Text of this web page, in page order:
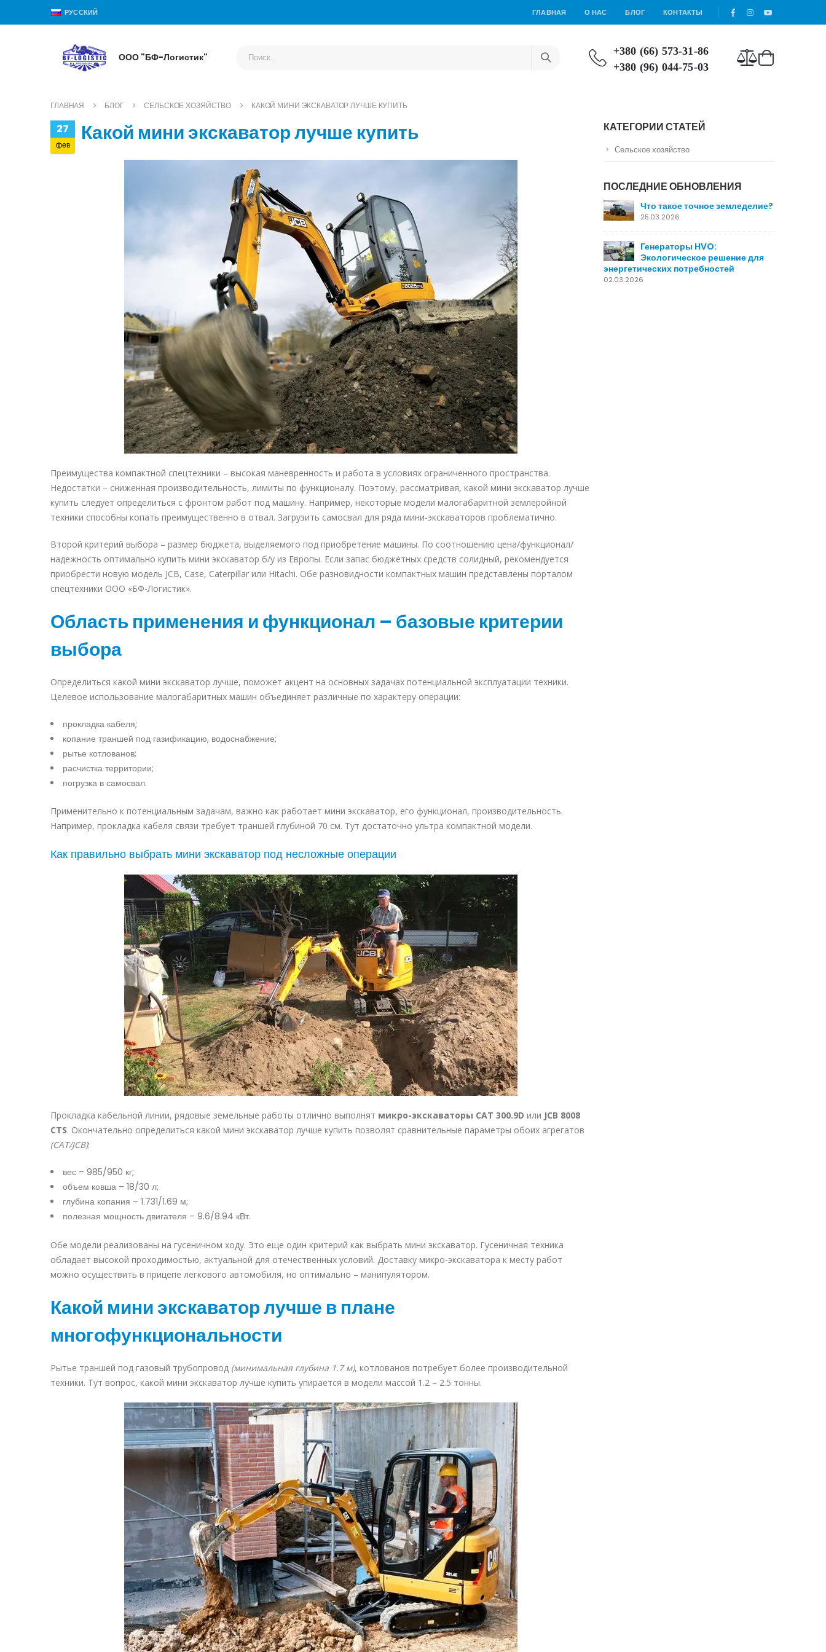
РУССКИЙ ГЛАВНАЯ О НАС БЛОГ КОНТАКТЫ
ООО "БФ-Логистик"
+380 (66) 573-31-86
+380 (96) 044-75-03
ГЛАВНАЯ БЛОГ СЕЛЬСКОЕ ХОЗЯЙСТВО КАКОЙ МИНИ ЭКСКАВАТОР ЛУЧШЕ КУПИТЬ
27
фев Какой мини экскаватор лучше купить
Преимущества компактной спецтехники – высокая маневренность и работа в условиях ограниченного пространства.
Недостатки – сниженная производительность, лимиты по функционалу. Поэтому, рассматривая, какой мини экскаватор лучше
купить следует определиться с фронтом работ под машину. Например, некоторые модели малогабаритной землеройной
техники способны копать преимущественно в отвал. Загрузить самосвал для ряда мини-экскаваторов проблематично.
Второй критерий выбора – размер бюджета, выделяемого под приобретение машины. По соотношению цена/функционал/
надежность оптимально купить мини экскаватор б/у из Европы. Если запас бюджетных средств солидный, рекомендуется
приобрести новую модель JCB, Case, Caterpillar или Hitachi. Обе разновидности компактных машин представлены порталом
спецтехники ООО «БФ-Логистик».
Область применения и функционал – базовые критерии
выбора
Определиться какой мини экскаватор лучше, поможет акцент на основных задачах потенциальной эксплуатации техники.
Целевое использование малогабаритных машин объединяет различные по характеру операции:
прокладка кабеля;
копание траншей под газификацию, водоснабжение;
рытье котлованов;
расчистка территории;
погрузка в самосвал.
Применительно к потенциальным задачам, важно как работает мини экскаватор, его функционал, производительность.
Например, прокладка кабеля связи требует траншей глубиной 70 см. Тут достаточно ультра компактной модели.
Как правильно выбрать мини экскаватор под несложные операции
Прокладка кабельной линии, рядовые земельные работы отлично выполнят микро-экскаваторы CAT 300.9D или JCB 8008
CTS. Окончательно определиться какой мини экскаватор лучше купить позволят сравнительные параметры обоих агрегатов
(CAT/JCB):
вес – 985/950 кг;
объем ковша – 18/30 л;
глубина копания – 1.731/1.69 м;
полезная мощность двигателя – 9.6/8.94 кВт.
Обе модели реализованы на гусеничном ходу. Это еще один критерий как выбрать мини экскаватор. Гусеничная техника
обладает высокой проходимостью, актуальной для отечественных условий. Доставку микро-экскаватора к месту работ
можно осуществить в прицепе легкового автомобиля, но оптимально – манипулятором.
Какой мини экскаватор лучше в плане
многофункциональности
Рытье траншей под газовый трубопровод (минимальная глубина 1.7 м), котлованов потребует более производительной
техники. Тут вопрос, какой мини экскаватор лучше купить упирается в модели массой 1.2 – 2.5 тонны.
КАТЕГОРИИ СТАТЕЙ
Сельское хозяйство
ПОСЛЕДНИЕ ОБНОВЛЕНИЯ
Что такое точное земледелие?
25.03.2026
Генераторы HVO:
Экологическое решение для
энергетических потребностей
02.03.2026